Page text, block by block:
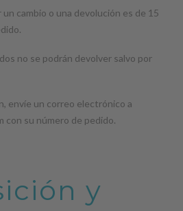
un cambio o una devolución es de 15
no se podrán devolver salvo por
envíe un correo electrónico a
con su número de pedido.
y